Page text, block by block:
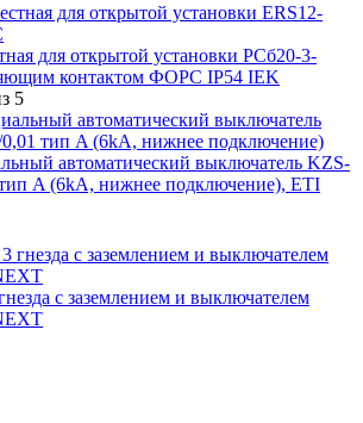
для открытой установки РСб20-3-
контактом ФОРС IP54 IEK
5
автоматический выключатель KZS-
A (6kA, нижнее подключение), ETI
с заземлением и выключателем